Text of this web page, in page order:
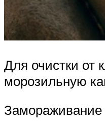
Для очистки от
морозильную